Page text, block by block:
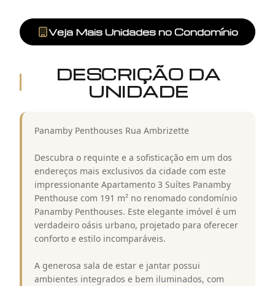
Veja Mais Unidades no Condomínio
DESCRIÇÃO DA
UNIDADE
Panamby Penthouses Rua Ambrizette
Descubra o requinte e a sofisticação em um dos
endereços mais exclusivos da cidade com este
impressionante Apartamento 3 Suítes Panamby
Penthouse com 191 m² no renomado condomínio
Panamby Penthouses. Este elegante imóvel é um
verdadeiro oásis urbano, projetado para oferecer
conforto e estilo incomparáveis.
A generosa sala de estar e jantar possui
ambientes integrados e bem iluminados, com